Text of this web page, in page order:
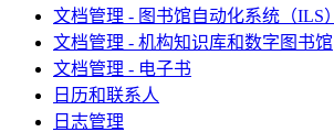
文档管理 - 图书馆自动化系统（ILS）
文档管理 - 机构知识库和数字图书馆
文档管理 - 电子书
日历和联系人
日志管理